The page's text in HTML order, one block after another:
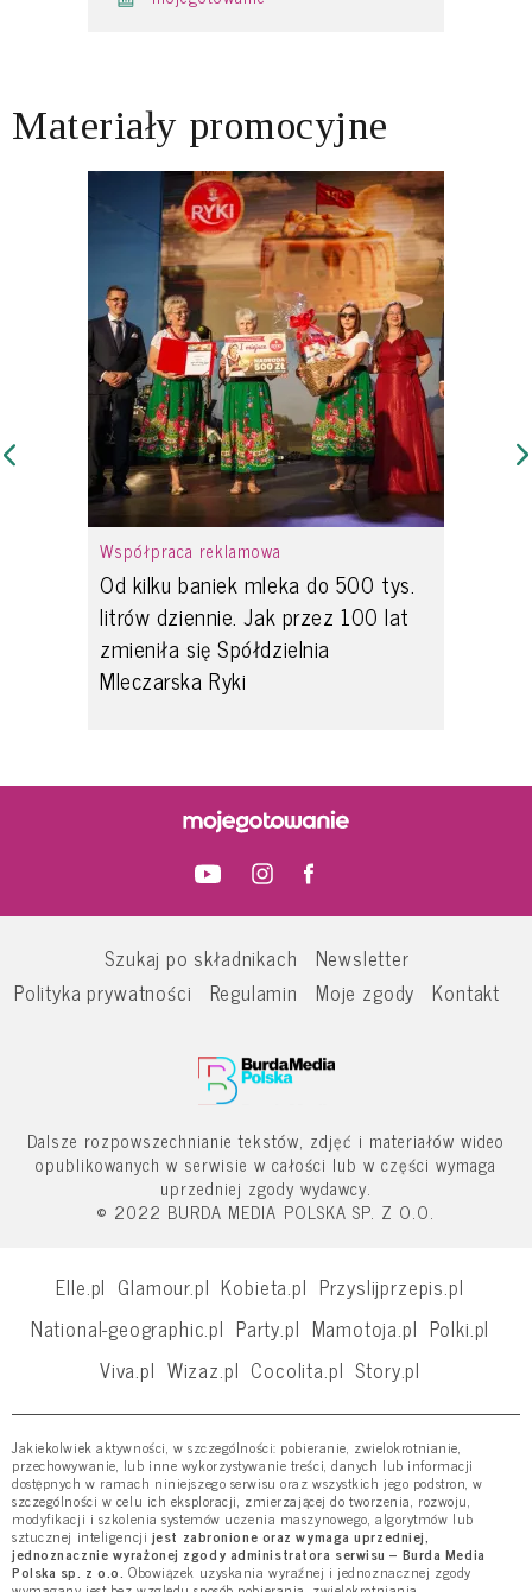
Materiały promocyjne
Współpraca reklamowa
Od kilku baniek mleka do 500 tys.
litrów dziennie. Jak przez 100 lat
zmieniła się Spółdzielnia
Mleczarska Ryki
Szukaj po składnikach
Newsletter
Polityka prywatności
Regulamin Moje zgody Kontakt
Dalsze rozpowszechnianie tekstów, zdjęć i materiałów wideo
opublikowanych w serwisie w całości lub w części wymaga
uprzedniej zgody wydawcy.
© 2022 BURDA MEDIA POLSKA SP. Z O.O.
Elle.pl Glamour.pl Kobieta.pl Przyslijprzepis.pl
National-geographic.pl Party.pl Mamotoja.pl Polki.pl
Viva.pl Wizaz.pl Cocolita.pl Story.pl
Jakiekolwiek aktywności, w szczególności: pobieranie, zwielokrotnianie,
przechowywanie, lub inne wykorzystywanie treści, danych lub informacji
dostępnych w ramach niniejszego serwisu oraz wszystkich jego podstron, w
szczególności w celu ich eksploracji, zmierzającej do tworzenia, rozwoju,
modyfikacji i szkolenia systemów uczenia maszynowego, algorytmów lub
sztucznej inteligencji jest zabronione oraz wymaga uprzedniej,
jednoznacznie wyrażonej zgody administratora serwisu – Burda Media
Polska sp. z o.o. Obowiązek uzyskania wyraźnej i jednoznacznej zgody